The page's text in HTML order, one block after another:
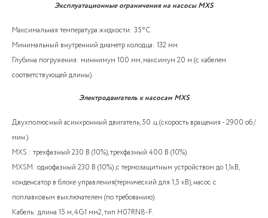
Эксплуатационные ограничения на насосы MXS
Максимальная температура жидкости: 35°C.
Минимальный внутренний диаметр колодца: 132 мм.
Глубина погружения: миннимум 100 мм, максимум 20 м (с кабелем
соответствующей длины).
Электродвигатель к насосам MXS
Двухполюсный асинхронный двигатель, 50 .ц (скорость вращения - 2900 об./
мин.)
MXS : трехфазный 230 В (10%), трехфазный 400 В (10%).
MXSM: однофазный 230 В (10%) ,с термозащитным устройством до 1,1кВ,
конденсатор в блоке управления(термический для 1,5 кВ), насос с
поплавковым выключателем (по требованию).
Кабель: длина 15 м, 4G1 мм2, тип H07RN8-F.